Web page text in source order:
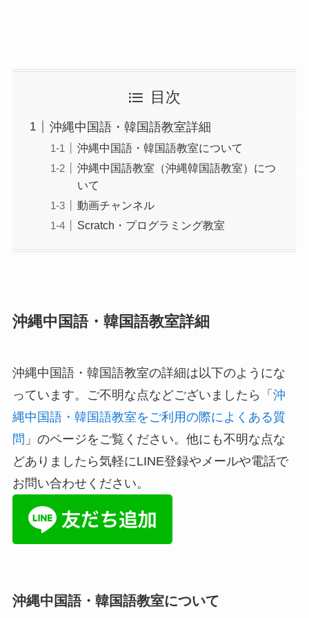
目次
沖縄中国語・韓国語教室詳細
沖縄中国語・韓国語教室について
沖縄中国語教室（沖縄韓国語教室）につ
いて
動画チャンネル
Scratch・プログラミング教室
沖縄中国語・韓国語教室詳細
沖縄中国語・韓国語教室の詳細は以下のようにな
っています。ご不明な点などございましたら「 沖
縄中国語・韓国語教室をご利用の際によくある質
問 」のページをご覧ください。他にも不明な点な
どありましたら気軽にLINE登録やメールや電話で
お問い合わせください。
沖縄中国語・韓国語教室について